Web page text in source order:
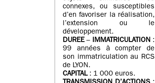
connexes, ou susceptibles
d’en favoriser la réalisation,
l’extension ou le
développement.
DUREE– IMMATRICULATION:
99 années à compter de
son immatriculation au RCS
de LYON.
CAPITAL: 1 000 euros.